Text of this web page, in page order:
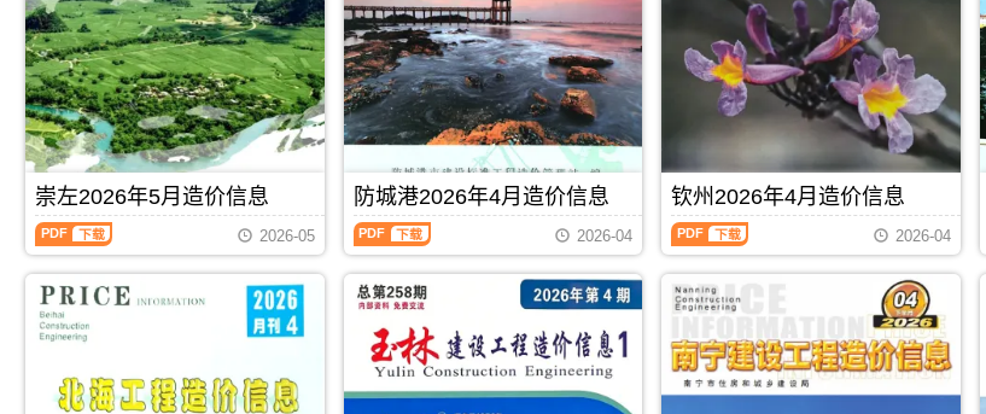
标
参
考
文
件，
桂
林
市
造
价
信
息
刊
PDF
取
价
指
导，
崇
左
市
信
息
期
PDF
市
息
刊
PDF
于
河
池
工
程
施
工
图
预
算
编
制，
属
河
池
市
于
玉
林
工
程
投
标
价
编
制，
属
于
玉
林
料
商
场
材
料
零
售
及
程
机
械
建
设
工
程
造
价
信
息）
期
刊，
由
来
宾
市
建
设
造
PDF 下载
建
设
工
程
造
价
信
息）
期
刊，
由
贺
州
市
建
设
息
PDF 下载
工
程
期
刊，
由
贵
港
市
建
设
造
价
信
息
PDF 下载
崇左2026年5月造价信息
崇
左
年
5
月
2026-05
防城港2026年4月造价信息
防
城
2026
年
价
2026-04
钦州2026年4月造价信息
钦
州
年
4
造
价
信
2026-04